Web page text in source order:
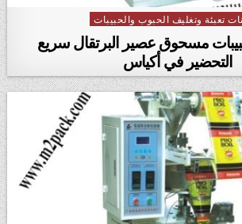
تعبئة وتغليف الحبوب والحبيبات
مسحوق عصير البرتقال سريع
التحضير في أكياس